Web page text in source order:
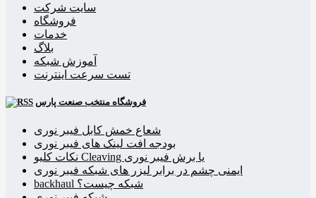
سایت شرکت
فروشگاه
خدمات
بلاگ
آموزش شبکه
تست سرعت اینترنت
فروشگاه منتخب صنعت پارس
شعاع خمش کابل فیبر نوری
بودجه افت لینک های فیبر نوری
نکات کلیو Cleaving یا برش فیبر نوری
ایمنی چشم در برابر لیزر های شبکه فیبر نوری
backhaul شبکه چیست؟